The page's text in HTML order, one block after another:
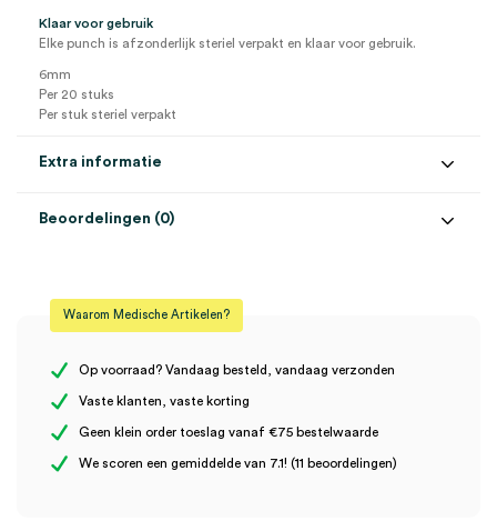
Klaar voor gebruik
Elke punch is afzonderlijk steriel verpakt en klaar voor gebruik.
6mm
Per 20 stuks
Per stuk steriel verpakt
Extra informatie
Steriel steriel
Beoordelingen (0)
Er zijn nog geen beoordelingen.
beoordelen
Waarom Medische Artikelen?
Op voorraad? Vandaag besteld, vandaag verzonden
Vaste klanten, vaste korting
Geen klein order toeslag vanaf €75 bestelwaarde
We scoren een gemiddelde van 7.1! (11 beoordelingen)